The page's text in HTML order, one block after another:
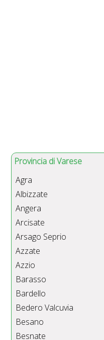
Provincia di Varese
Agra
Albizzate
Angera
Arcisate
Arsago Seprio
Azzate
Azzio
Barasso
Bardello
Bedero Valcuvia
Besano
Besnate